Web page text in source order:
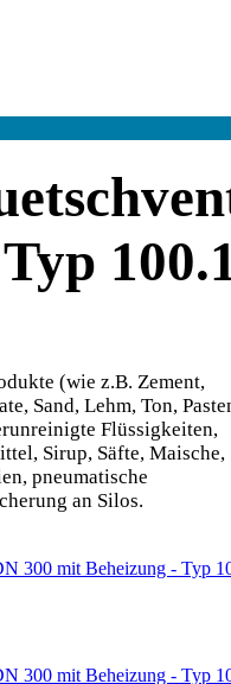
(wie z.B. Zement,
Sand, Lehm, Ton,
Flüssigkeiten,
Sirup, Säfte, Maische,
pneumatische
an Silos.